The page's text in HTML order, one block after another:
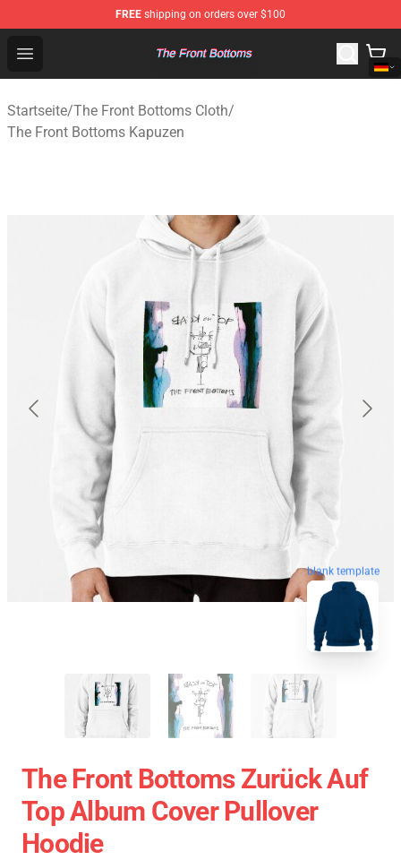
FREE shipping on orders over $100
Open menu
The Front Bottoms Store - Official The Front Bottoms
Startseite/The Front Bottoms Cloth/
The Front Bottoms Kapuzen
blank template
The Front Bottoms Zurück Auf
Top Album Cover Pullover
Hoodie